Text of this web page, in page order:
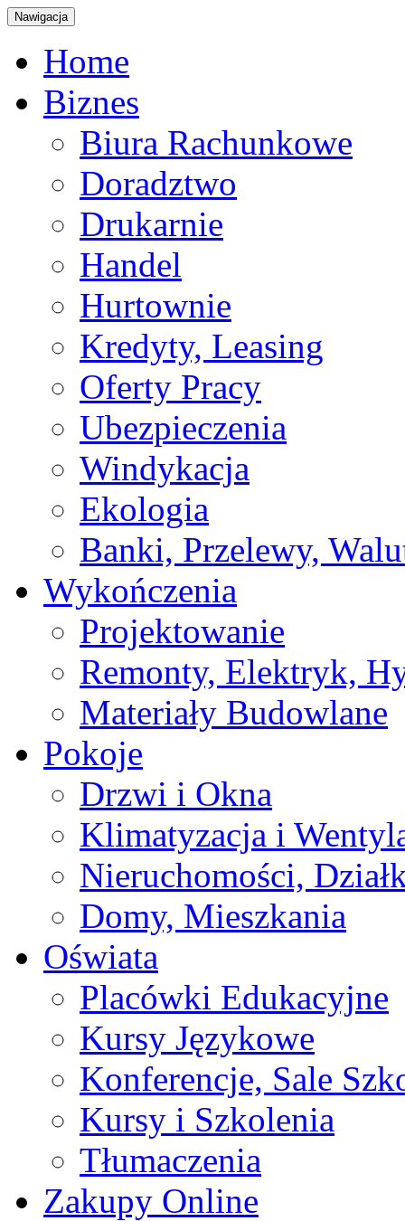
Nawigacja
Home
Biznes
Biura Rachunkowe
Doradztwo
Drukarnie
Handel
Hurtownie
Kredyty, Leasing
Oferty Pracy
Ubezpieczenia
Windykacja
Ekologia
Banki, Przelewy,
Wykończenia
Projektowanie
Remonty, Elektryk,
Materiały Budowlane
Pokoje
Drzwi i Okna
Klimatyzacja i
Nieruchomości,
Domy, Mieszkania
Oświata
Placówki Edukacyjne
Kursy Językowe
Konferencje, Sale
Kursy i Szkolenia
Tłumaczenia
Zakupy Online